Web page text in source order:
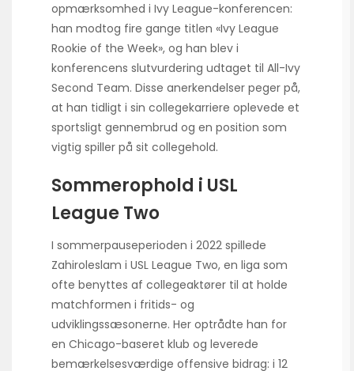
opmærksomhed i Ivy League-konferencen:
han modtog fire gange titlen «Ivy League
Rookie of the Week», og han blev i
konferencens slutvurdering udtaget til All-Ivy
Second Team. Disse anerkendelser peger på,
at han tidligt i sin collegekarriere oplevede et
sportsligt gennembrud og en position som
vigtig spiller på sit collegehold.
Sommerophold i USL
League Two
I sommerpauseperioden i 2022 spillede
Zahiroleslam i USL League Two, en liga som
ofte benyttes af collegeaktører til at holde
matchformen i fritids- og
udviklingssæsonerne. Her optrådte han for
en Chicago-baseret klub og leverede
bemærkelsesværdige offensive bidrag: i 12